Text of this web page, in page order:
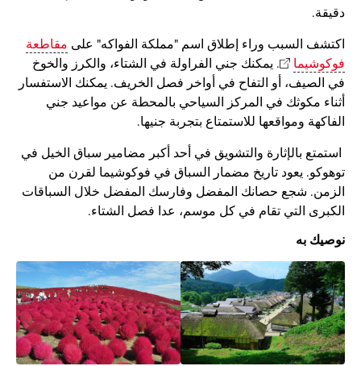
دقيقة.
اكتشف السبب وراء إطلاق اسم "مملكة الفواكه" على مقاطعة
فوكوشيما
. يمكنك جني الفراولة في الشتاء، والكرز والخوخ
في الصيف، أو التفاح في أواخر فصل الخريف. يمكنك الاستفسار
أثناء مكوثك في المركز السياحي بالمحطة عن مواعيد جني
الفاكهة ومواقعها للاستمتاع بتجربة جنيها.
استمتع بالإثارة والتشويق في أحد أكبر مضامير سباق الخيل في
توهوكو. يعود تاريخ مضمار السباق في فوكوشيما لقرن من
الزمن. شجع حصانك المفضل وفارسك المفضل خلال السباقات
الكبرى التي تقام في كل موسم، عدا فصل الشتاء.
نوصيك به